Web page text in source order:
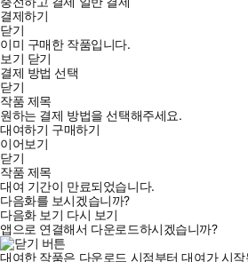
결제하기
닫기
이미 구매한 작품입니다.
보기 닫기
결제 방법 선택
닫기
작품 제목
원하는 결제 방법을 선택해주세요.
대여하기 구매하기
이어보기
닫기
작품 제목
대여 기간이 만료되었습니다.
다음화를 보시겠습니까?
다음화 보기 다시 보기
앱으로 연결해서 다운로드하시겠습니까?
대여한 작품은 다운로드 시점부터 대여가 시